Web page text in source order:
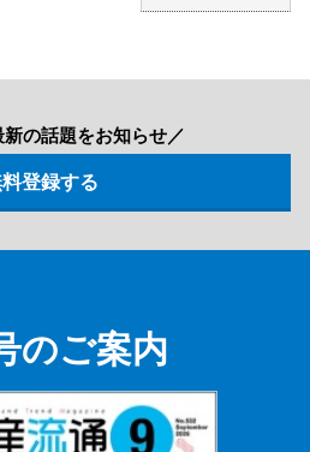
の話題をお知らせ／
のご案内